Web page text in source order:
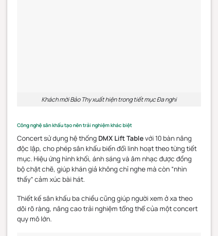
Khách mời Bảo Thy xuất hiện trong tiết mục Đa nghi
Công nghệ sân khấu tạo nên trải nghiệm khác biệt
Concert sử dụng hệ thống DMX Lift Tablevới 10 bàn nâng
độc lập, cho phép sân khấu biến đổi linh hoạt theo từng tiết
mục. Hiệu ứng hình khối, ánh sáng và âm nhạc được đồng
bộ chặt chẽ, giúp khán giả không chỉ nghe mà còn “nhìn
thấy” cảm xúc bài hát.
Thiết kế sân khấu ba chiều cũng giúp người xem ở xa theo
dõi rõ ràng, nâng cao trải nghiệm tổng thể của một concert
quy mô lớn.